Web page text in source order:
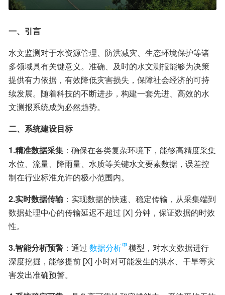
一、引言
水文监测对于水资源管理、防洪减灾、生态环境保护等诸
多领域具有关键意义。准确、及时的水文测报能够为决策
提供有力依据，有效降低灾害损失，保障社会经济的可持
续发展。随着科技的不断进步，构建一套先进、高效的水
文测报系统成为必然趋势。
二、系统建设目标
1.精准数据采集 ：确保在各类复杂环境下，能够高精度采集
水位、流量、降雨量、水质等关键水文要素数据，误差控
制在行业标准允许的极小范围内。
2.实时数据传输：实现数据的快速、稳定传输，从采集端到
数据处理中心的传输延迟不超过 [X] 分钟，保证数据的时效
性。
3.智能分析预警 ：通过 数据分析
模型，对水文数据进行
深度挖掘，能够提前 [X] 小时对可能发生的洪水、干旱等灾
害发出准确预警。